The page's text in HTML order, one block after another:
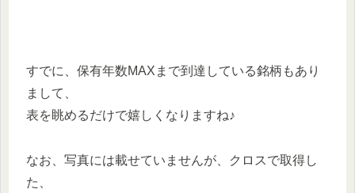
すでに、保有年数MAXまで到達している銘柄もあり
まして、
表を眺めるだけで嬉しくなりますね♪
なお、写真には載せていませんが、クロスで取得し
た、